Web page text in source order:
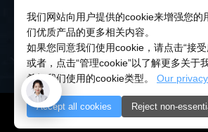
我们网站向用户提供的cookie来增强您
们优质产品的更多相关内容。
如果您同意我们使用cookie，请点击“接受
或者，点击“管理cookie”以了解更多关
希望我们使用的cookie类型。 Our
Accept all cookies Reject non-